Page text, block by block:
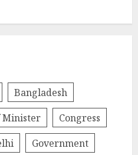
Bangladesh
Minister
Congress
Government